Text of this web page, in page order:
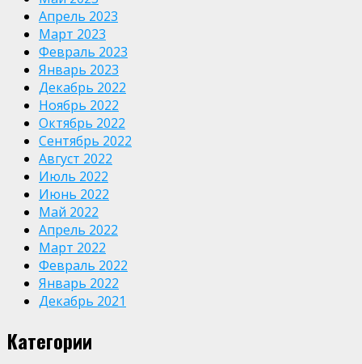
Апрель 2023
Март 2023
Февраль 2023
Январь 2023
Декабрь 2022
Ноябрь 2022
Октябрь 2022
Сентябрь 2022
Август 2022
Июль 2022
Июнь 2022
Май 2022
Апрель 2022
Март 2022
Февраль 2022
Январь 2022
Декабрь 2021
Категории